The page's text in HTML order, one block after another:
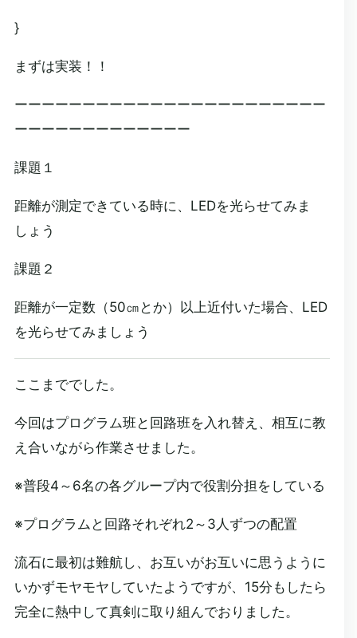
}
まずは実装！！
ーーーーーーーーーーーーーーーーーーーーーーー
ーーーーーーーーーーーーー
課題１
距離が測定できている時に、LEDを光らせてみま
しょう
課題２
距離が一定数（50㎝とか）以上近付いた場合、LED
を光らせてみましょう
ここまででした。
今回はプログラム班と回路班を入れ替え、相互に教
え合いながら作業させました。
※普段4～6名の各グループ内で役割分担をしている
※プログラムと回路それぞれ2～3人ずつの配置
流石に最初は難航し、お互いがお互いに思うように
いかずモヤモヤしていたようですが、15分もしたら
完全に熱中して真剣に取り組んでおりました。